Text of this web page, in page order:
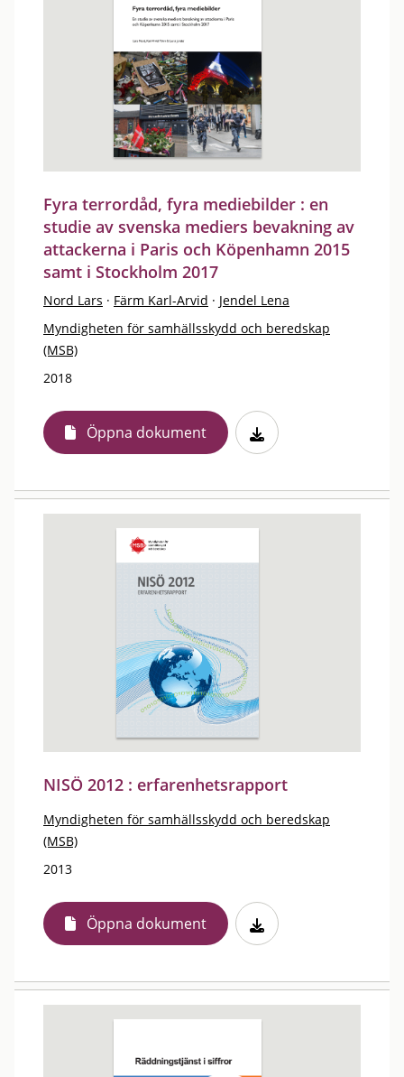
Fyra terrordåd, fyra mediebilder : en
studie av svenska mediers bevakning av
attackerna i Paris och Köpenhamn 2015
samt i Stockholm 2017
Nord Lars · Färm Karl-Arvid · Jendel Lena
Myndigheten för samhällsskydd och beredskap
(MSB)
2018
Öppna dokument
NISÖ 2012 : erfarenhetsrapport
Myndigheten för samhällsskydd och beredskap
(MSB)
2013
Öppna dokument